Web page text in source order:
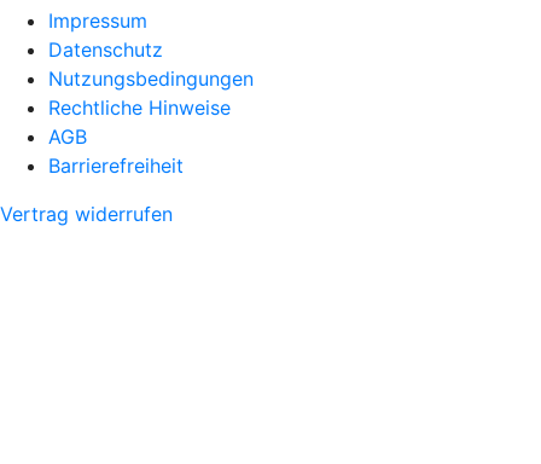
Impressum
Datenschutz
Nutzungsbedingungen
Rechtliche Hinweise
AGB
Barrierefreiheit
Vertrag widerrufen